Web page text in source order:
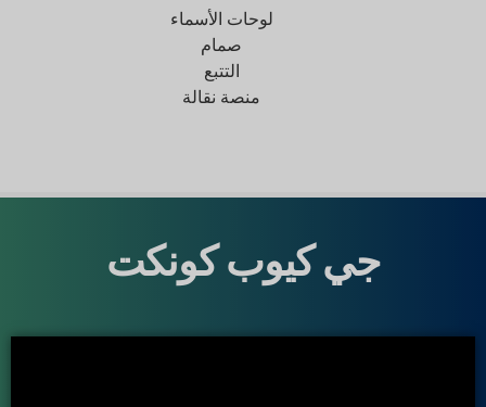
لوحات الأسماء
صمام
التتبع
منصة نقالة
جي كيوب كونكت